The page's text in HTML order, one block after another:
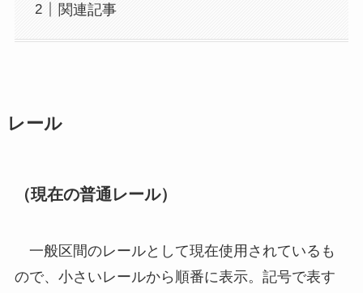
関連記事
レール
（現在の普通レール）
一般区間のレールとして現在使用されているも
ので、小さいレールから順番に表示。記号で表す